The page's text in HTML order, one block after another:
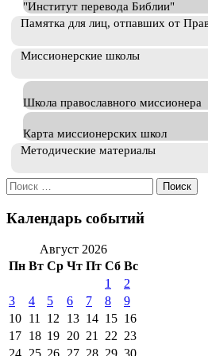
"Институт перевода Библии"
Памятка для лиц, отпавших от
Миссионерские школы
Школа православного миссионера
Карта миссионерских школ
Методические материалы
Искать:
Календарь событий
Август 2026
Пн Вт Ср Чт Пт Сб Вс
1
2
3
4 5 6 7 8
9
10 11 12 13 14 15 16
17 18 19 20 21 22 23
24 25 26 27 28 29 30